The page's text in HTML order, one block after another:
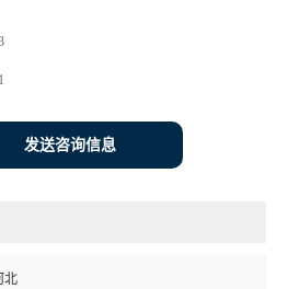
发送咨询信息
北